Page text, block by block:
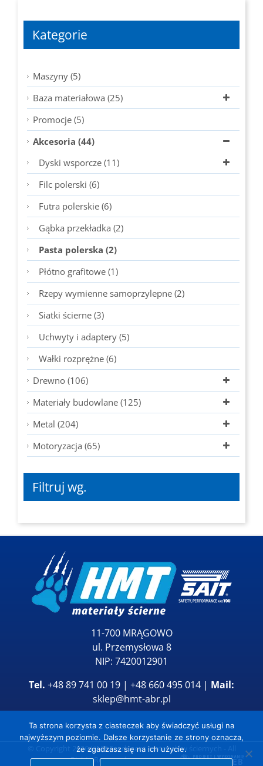
Kategorie
Maszyny (5)
Baza materiałowa (25)
Promocje (5)
Akcesoria (44)
Dyski wsporcze (11)
Filc polerski (6)
Futra polerskie (6)
Gąbka przekładka (2)
Pasta polerska (2)
Płótno grafitowe (1)
Rzepy wymienne samoprzylepne (2)
Siatki ścierne (3)
Uchwyty i adaptery (5)
Wałki rozprężne (6)
Drewno (106)
Materiały budowlane (125)
Metal (204)
Motoryzacja (65)
Filtruj wg.
11-700 MRĄGOWO
ul. Przemysłowa 8
NIP: 7420012901
Tel. +48 89 741 00 19 | +48 660 495 014 | Mail:
sklep@hmt-abr.pl
2026HMT Producent materiałów ściernych
Rights Reserved
Ta strona korzysta z ciasteczek aby świadczyć usługi na
najwyższym poziomie. Dalsze korzystanie ze strony oznacza,
że zgadzasz się na ich użycie.